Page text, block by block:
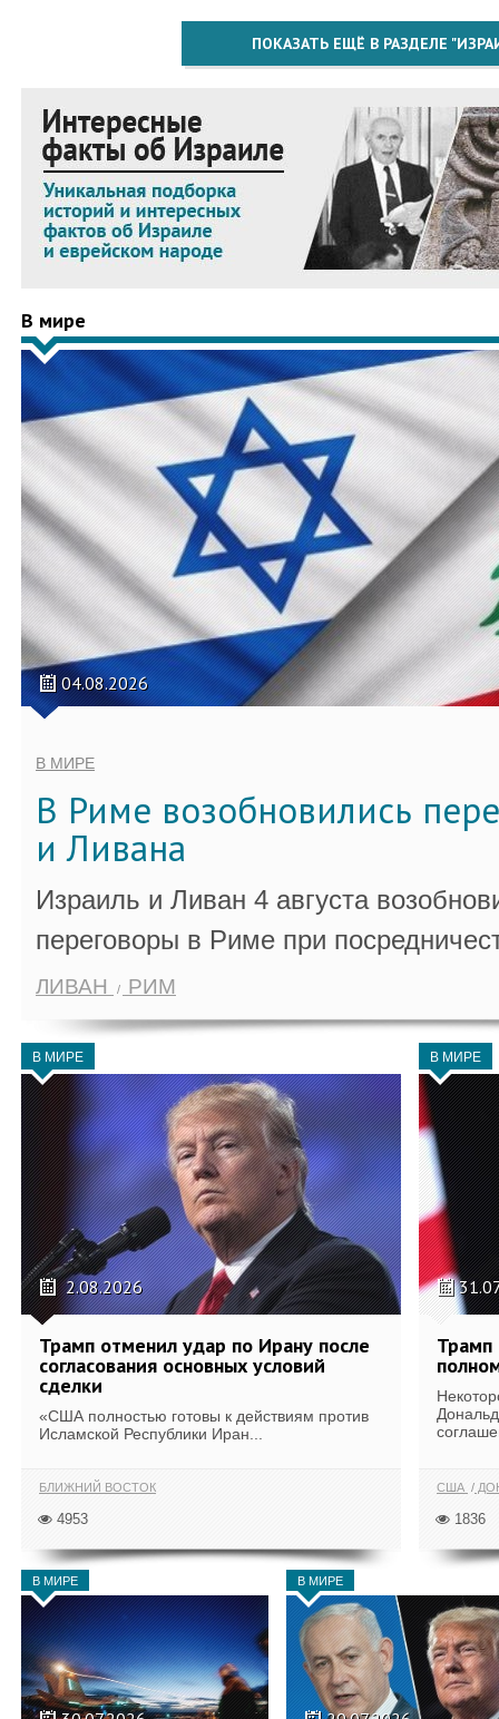
ПОКАЗАТЬ ЕЩЁ В РАЗДЕЛЕ
В мире
04.08.2026
В МИРЕ
В Риме возобновились
и Ливана
Израиль и Ливан 4 августа
переговоры в Риме при
ЛИВАН РИМ
В МИРЕ
2.08.2026
Трамп отменил удар по Ирану после
согласования основных условий
сделки
«США полностью готовы к действиям против
Исламской Республики Иран...
БЛИЖНИЙ ВОСТОК
4953
В МИРЕ
Трамп
США
1836
В МИРЕ В МИРЕ